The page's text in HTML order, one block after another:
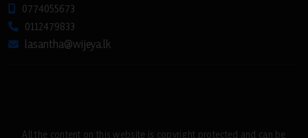
0774055673
0112479833
lasantha@wijeya.lk
All the content on this website is copyright protected and can be